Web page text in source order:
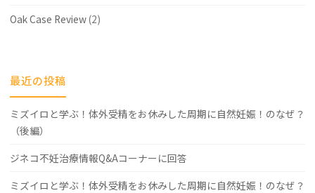
Oak Case Review(2)
最近の投稿
ミズイロと学ぶ！体外受精をお休みした周期に自然妊娠！のなぜ？
（後編）
ジネコ不妊治療情報Q&Aコーナーに回答
ミズイロと学ぶ！体外受精をお休みした周期に自然妊娠！のなぜ？